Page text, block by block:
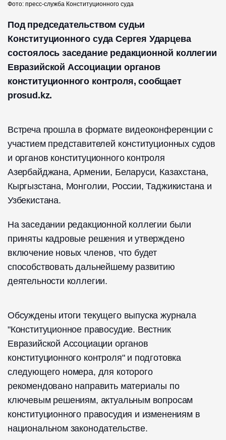
Фото: пресс-служба Конституционного суда
Под председательством судьи
Конституционного суда Сергея Ударцева
состоялось заседание редакционной коллегии
Евразийской Ассоциации органов
конституционного контроля, сообщает
prosud.kz.
Встреча прошла в формате видеоконференции с
участием представителей конституционных судов
и органов конституционного контроля
Азербайджана, Армении, Беларуси, Казахстана,
Кыргызстана, Монголии, России, Таджикистана и
Узбекистана.
На заседании редакционной коллегии были
приняты кадровые решения и утверждено
включение новых членов, что будет
способствовать дальнейшему развитию
деятельности коллегии.
Обсуждены итоги текущего выпуска журнала
"Конституционное правосудие. Вестник
Евразийской Ассоциации органов
конституционного контроля" и подготовка
следующего номера, для которого
рекомендовано направить материалы по
ключевым решениям, актуальным вопросам
конституционного правосудия и изменениям в
национальном законодательстве.